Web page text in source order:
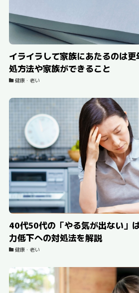
イライラして家族にあたるのは
処方法や家族ができること
健康・老い
40代50代の「やる気が出ない」
力低下への対処法を解説
健康・老い